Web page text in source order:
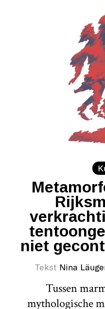
niet
Tekst Nina
Tussen
mythologische